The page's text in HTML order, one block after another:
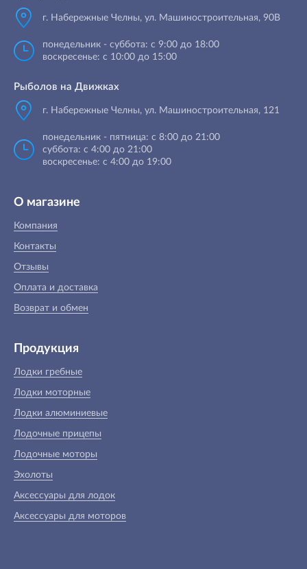
г. Набережные Челны, ул. Машиностроительная, 90B
понедельник - суббота: с 9:00 до 18:00
воскресенье: с 10:00 до 15:00
Рыболов на Движках
г. Набережные Челны, ул. Машиностроительная, 121
понедельник - пятница: с 8:00 до 21:00
суббота: с 4:00 до 21:00
воскресенье: с 4:00 до 19:00
О магазине
Компания
Контакты
Отзывы
Оплата и доставка
Возврат и обмен
Продукция
Лодки гребные
Лодки моторные
Лодки алюминиевые
Лодочные прицепы
Лодочные моторы
Эхолоты
Аксессуары для лодок
Аксессуары для моторов